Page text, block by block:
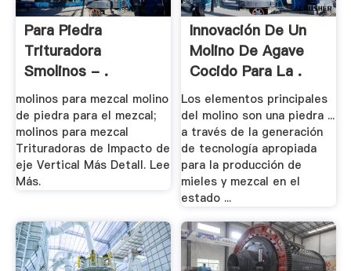
Para Piedra
Trituradora
Smolinos - .
molinos para mezcal molino
de piedra para el mezcal;
molinos para mezcal
Trituradoras de Impacto de
eje Vertical Más Detall. Lee
Más.
Innovación De Un
Molino De Agave
Cocido Para La .
Los elementos principales
del molino son una piedra ...
a través de la generación
de tecnología apropiada
para la producción de
mieles y mezcal en el
estado ...